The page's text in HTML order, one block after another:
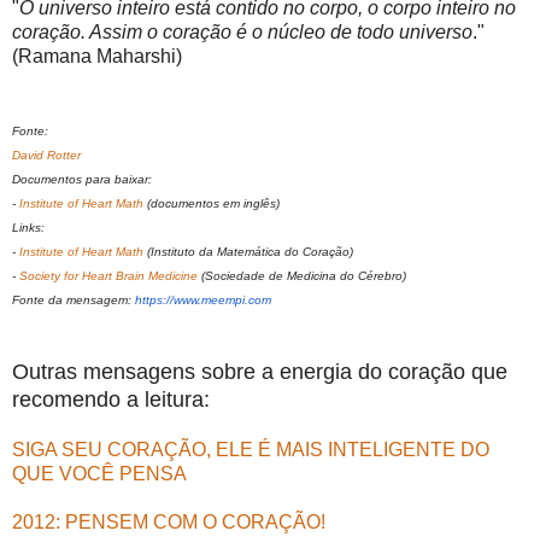
"O universo inteiro está contido no corpo, o corpo inteiro no
coração. Assim o coração é o núcleo de todo universo."
(Ramana Maharshi)
Fonte:
David Rotter
Documentos para baixar:
- Institute of Heart Math (documentos em inglês)
Links:
- Institute of Heart Math (Instituto da Matemática do Coração)
- Society for Heart Brain Medicine (Sociedade de Medicina do Cérebro)
Fonte da mensagem: https://www.meempi.com
Outras mensagens sobre a energia do coração que
recomendo a leitura:
SIGA SEU CORAÇÃO, ELE É MAIS INTELIGENTE DO
QUE VOCÊ PENSA
2012: PENSEM COM O CORAÇÃO!